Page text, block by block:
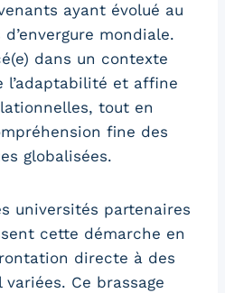
ayant évolué au
mondiale.
dans un contexte
l’adaptabilité et affine
tout en
fine des
globalisées.
universités partenaires
cette démarche en
directe à des
Ce brassage